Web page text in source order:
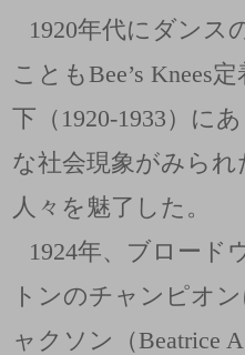
1920年代にダンス
こともBee’s Knees
下（1920-1933）に
な社会現象がみら
人々を魅了した。
1924年、ブロード
トンのチャンピオ
ャクソン（Beatrice